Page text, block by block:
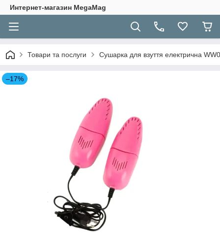
Интернет-магазин MegaMag
Товари та послуги Сушарка для взуття електрична
–17%